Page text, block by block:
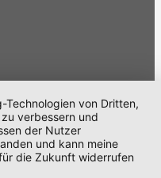
& Partner GmbH & Co.
Cookie-Einstellungen
Technologien von Dritten,
verbessern und
der Nutzer
und kann meine
die Zukunft widerrufen